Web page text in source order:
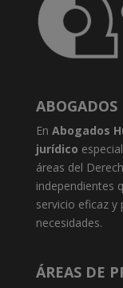
En Abogados
jurídico
áreas del
independientes
servicio eficaz
necesidades.
ÁREAS DE